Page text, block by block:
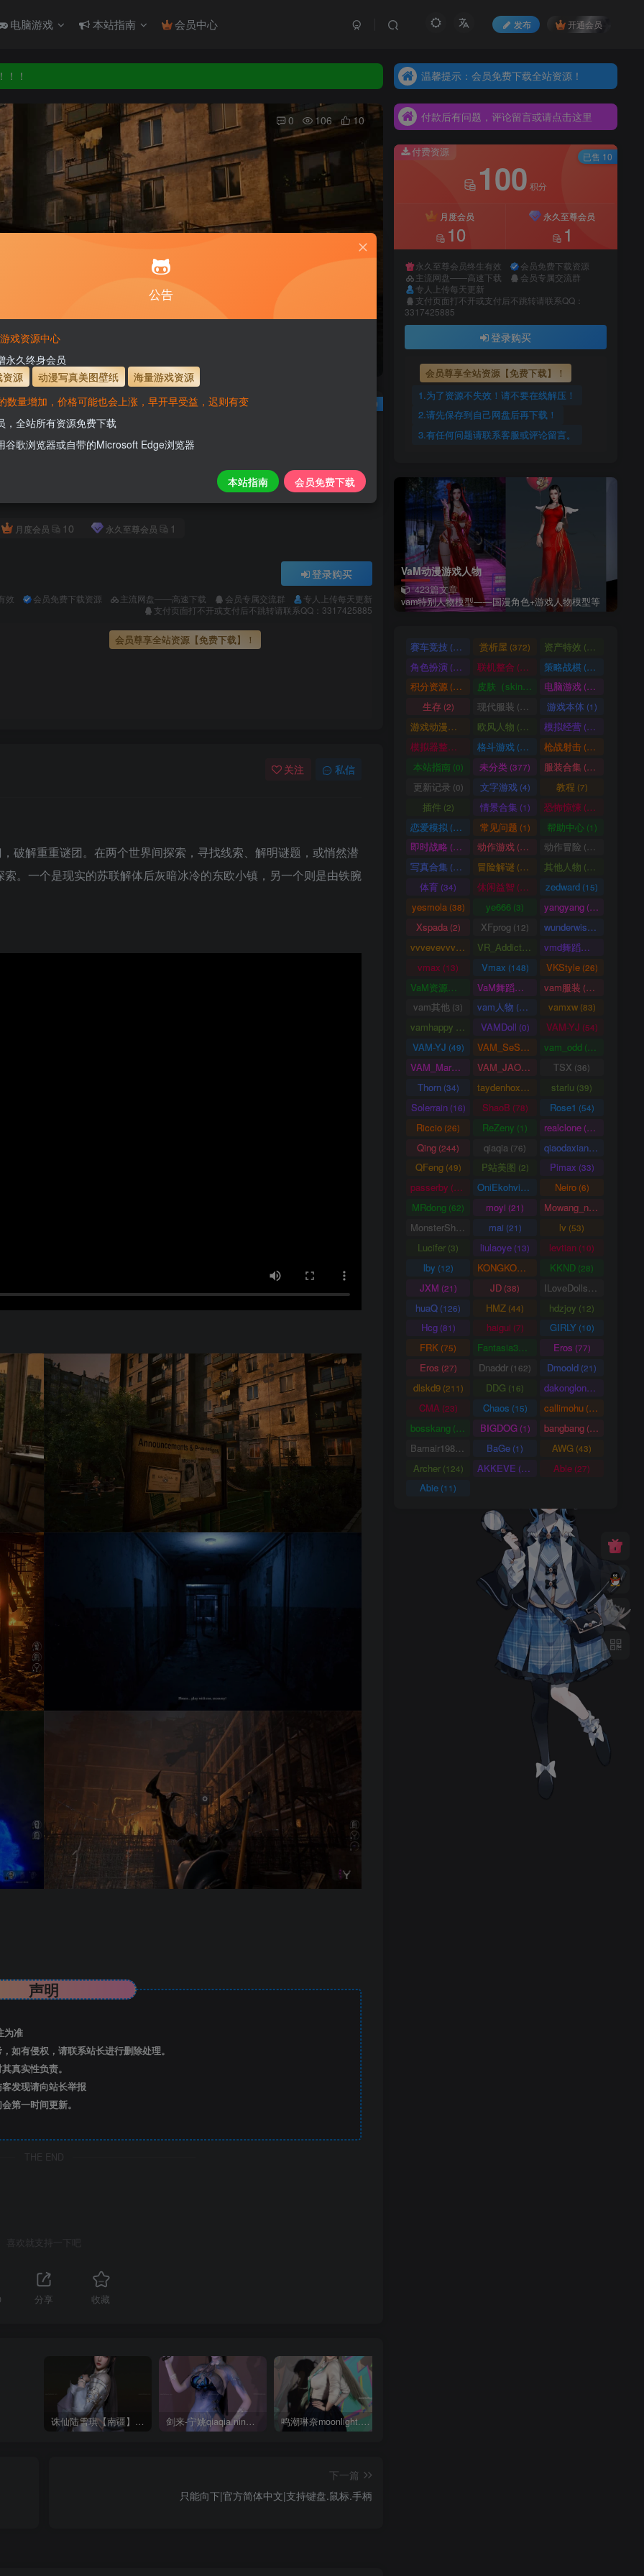
电脑游戏 本站指南 会员中心 发布 开通会员
！！
！
0 106 10
门|官方简体中文|支持键盘.鼠标.手柄
度网盘/天翼网盘/迅雷网盘/阿里网盘/夸克网盘
月度会员 10 永久至尊会员 1
登录购买
效 会员免费下载资源 主流网盘——高速下载 会员专属交流群
专人上传每天更新
支付页面打不开或支付后不跳转请联系QQ：3317425885
会员尊享全站资源【免费下载】！
已售 10
关注 私信
破解重重谜团。在两个世界间探索，寻找线索、解明谜题，或悄然潜
。一个是现实的苏联解体后灰暗冰冷的东欧小镇，另一个则是由铁腕
声明
为准
如有侵权，请联系站长进行删除处理。
真实性负责。
发现请向站长举报
第一时间更新。
THE END
喜欢就支持一下吧
分享 收藏
诛仙陆雪琪【南疆】CoveRig 剑来-宁姚qiaqia.ningyao-re.1 鸣潮琳奈moonlight.琳奈.1
下一篇
只能向下|官方简体中文|支持键盘.鼠标.手柄
温馨提示：会员免费下载全站资源！
温馨提示：会员免费下载全站资源！
付款后有问题，评论留言或请点击这里
付款后有问题，评论留言或请点击这里
付款后有问题，评论留言或请点击这里
付费资源
100 积分
月度会员
10
永久至尊会员
1
永久至尊会员终生有效
会员免费下载资源
主流网盘——高速下载
会员专属交流群
专人上传每天更新
支付页面打不开或支付后不跳转请联系QQ：
3317425885
登录购买
会员尊享全站资源【免费下载】！
1.为了资源不失效！请不要在线解压！
2.请先保存到自己网盘后再下载！
3.有任何问题请联系客服或评论留言。
已售 10
VaM动漫游戏人物
423篇文章
vam特别人物模型——国漫角色+游戏人物模型等
赛车竞技 (36) 赏析屋 (372) 资产特效 (224)
角色扮演 (207) 联机整合 (34) 策略战棋 (71)
积分资源 (3246) 皮肤（skin） (1)电脑游戏 (1003)
生存(2) 现代服装 (929) 游戏本体(1)
游戏动漫古装 (466)
欧风人物 (62) 模拟经营 (57)
模拟器整合 格斗游戏 (25) 枪战射击 (105)
本站指南(0) 未分类 (377) 服装合集 (20)
更新记录 (0) 文字游戏(4) 教程 (7)
插件(2) 情景合集 (1) 恐怖惊悚 (64)
恋爱模拟 (101) 常见问题 (1) 帮助中心(1)
即时战略 (14) 动作游戏 (33) 动作冒险 (336)
写真合集 (370) 冒险解谜 (30) 其他人物 (661)
体育 (34) 休闲益智 (69) zedward (15)
yesmola(38) ye666 (3) yangyang (86)
Xspada(2) XFprog (12) wunderwise(1)
vvvevevvv
(191) VR_Addict(38) vmd舞蹈数据
vmax (13) Vmax (148) VKStyle(26)
VaM资源中心 (4163) VaM舞蹈视频 (5)vam服装 (1458)
vam其他 (3) vam人物 (3105) vamxw(83)
vamhappy VAMDoll (0) VAM-YJ (54)
VAM-YJ (49) VAM_SeSe(10) vam_odd (20)
VAM_Mars(0) VAM_JAO
(15) TSX (36)
Thorn(34) taydenhoxe(8) starlu (39)
Solerrain(16) ShaoB (78) Rose1 (54)
Riccio (26) ReZeny (1) realclone (70)
Qing (244) qiaqia (76) qiaodaxian
(16)
QFeng(49) P站美图 (2) Pimax (33)
passerby (26) OniEkohvius Neiro(6)
MRdong (62) moyi (21) Mowang_nixi
MonsterShinkai (38)mai (21) lv (53)
Lucifer (3) liulaoye (13) levtian (10)
lby (12) KONGKONG KKND (28)
JXM (21) JD (38)
huaQ (126) HMZ (44) hdzjoy (12)
Hcg(81) haigui (7) GIRLY(10)
FRK (75) Fantasia3DArt (55)Eros (77)
Eros (27) Dnaddr (162) Dmoold (21)
dlskd9(211) DDG (16) dakonglong(20)
CMA (23) Chaos (15) callimohu (57)
bosskang (85) BIGDOG(1) bangbang (22)
BaGe (1) AWG (43)
Archer(124) AKKEVE (114) Able (27)
Abie (11)
公告
戏资源中心
永久终身会员
资源
动漫写真美图壁纸
海量游戏资源
数量增加，价格可能也会上涨，早开早受益，迟则有变
，全站所有资源免费下载
谷歌浏览器或自带的Microsoft Edge浏览器
本站指南 会员免费下载